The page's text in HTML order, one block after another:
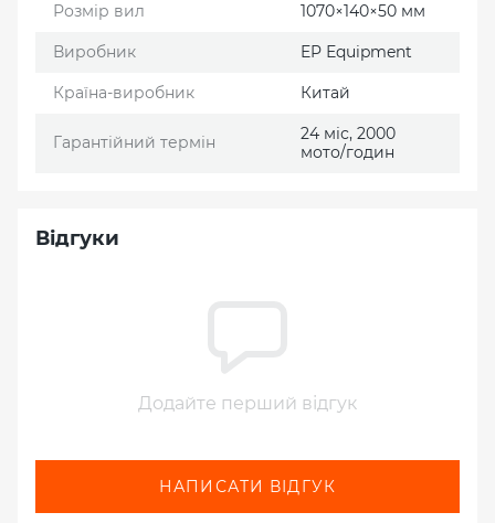
Розмір вил 1070×140×50 мм
Виробник EP Еquipment
Країна-виробник Китай
Гарантійний термін
24 міс, 2000
мото/годин
Відгуки
Додайте перший відгук
НАПИСАТИ ВІДГУК